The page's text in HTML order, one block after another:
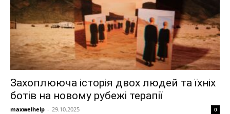
Захоплююча історія двох людей та їхніх
ботів на новому рубежі терапії
maxwelhelp - 29.10.2025 0